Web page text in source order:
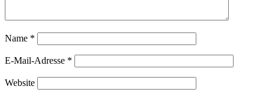
Name *
E-Mail-Adresse *
Website